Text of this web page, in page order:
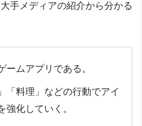
手メディアの紹介から分かる
ームアプリである。
「料理」などの行動でアイ
強化していく。